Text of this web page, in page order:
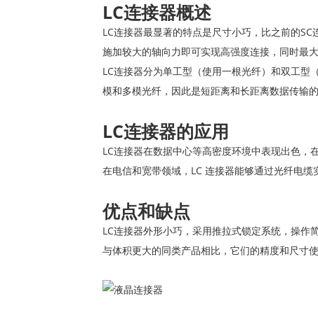
LC连接器概述
LC连接器最显著的特点是尺寸小巧，比之前的
施加较大的轴向力即可实现高强度连接，同时最
LC连接器分为单工型（使用一根光纤）和双工
模和多模光纤，因此是短距离和长距离数据传输
LC连接器的应用
LC连接器在数据中心等高密度环境中表现出色
在电信和宽带领域，LC 连接器能够通过光纤电
优点和缺点
LC连接器外形小巧，采用推拉式锁定系统，操作
与体积更大的同类产品相比，它们的精度和尺寸